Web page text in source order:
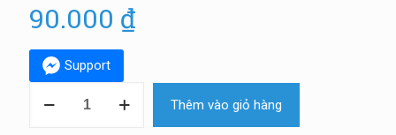
90.000 ₫
Support
thiếp
Thêm vào giỏ hàng